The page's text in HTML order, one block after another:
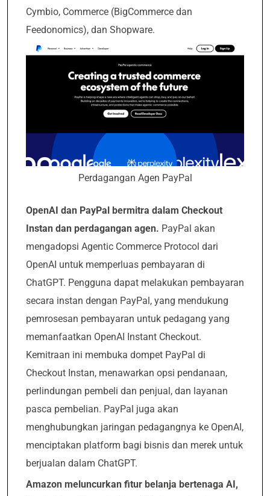
Cymbio, Commerce (BigCommerce dan
Feedonomics), dan Shopware.
Perdagangan Agen PayPal
OpenAI dan PayPal bermitra dalam Checkout
Instan dan perdagangan agen. PayPal akan
mengadopsi Agentic Commerce Protocol dari
OpenAI untuk memperluas pembayaran di
ChatGPT. Pengguna dapat melakukan pembayaran
secara instan dengan PayPal, yang mendukung
pemrosesan pembayaran untuk pedagang yang
memanfaatkan OpenAI Instant Checkout.
Kemitraan ini membuka dompet PayPal di
Checkout Instan, menawarkan opsi pendanaan,
perlindungan pembeli dan penjual, dan layanan
pasca pembelian. PayPal juga akan
menghubungkan jaringan pedagangnya ke OpenAI,
menciptakan platform bagi bisnis dan merek untuk
berjualan dalam ChatGPT.
Amazon meluncurkan fitur belanja bertenaga AI,